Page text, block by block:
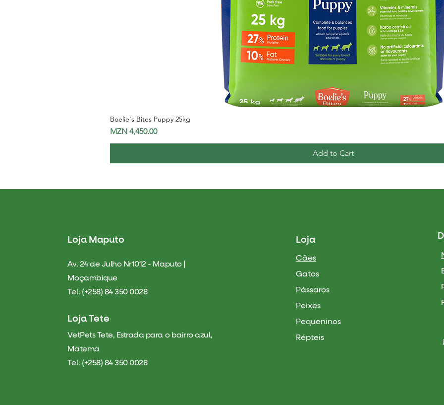
Boelie's Bites Puppy 25kg
Price
MZN 4,450.00
Add to Cart
Loja Maputo
Av. 24 de Julho Nr1012 - Maputo |
Moçambique
Tel: (+258) 84 350 0028
Loja Tete
VetPets Tete, Estrada para o bairro azul,
Matema
Tel: (+258) 84 350 0028
Loja
Cães
Gatos
Pássaros
Peixes
Pequeninos
Répteis